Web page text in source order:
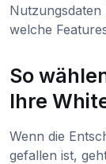
welche
So
Ihre
Wenn die
gefallen ist,